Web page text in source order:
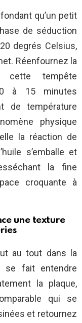
qu’un petit
de séduction
degrés Celsius,
Réenfournez la
cette tempête
à 15 minutes
de température
physique
la réaction de
s’emballe et
la fine
croquante à
une texture
au tout dans la
se fait entendre
la plaque,
qui se
et retournez